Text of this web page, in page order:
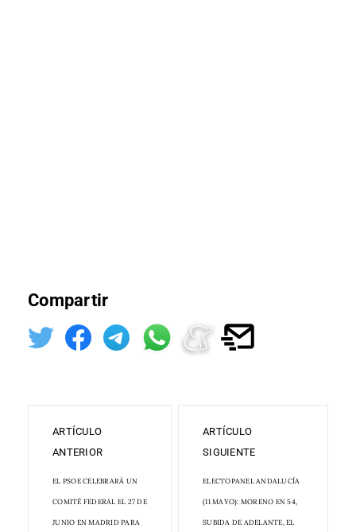
Compartir
ARTÍCULO
ANTERIOR
EL PSOE CELEBRARÁ UN
COMITÉ FEDERAL EL 27 DE
JUNIO EN MADRID PARA
ARTÍCULO
SIGUIENTE
ELECTOPANEL ANDALUCÍA
(11 MAYO): MORENO EN 54,
SUBIDA DE ADELANTE, EL